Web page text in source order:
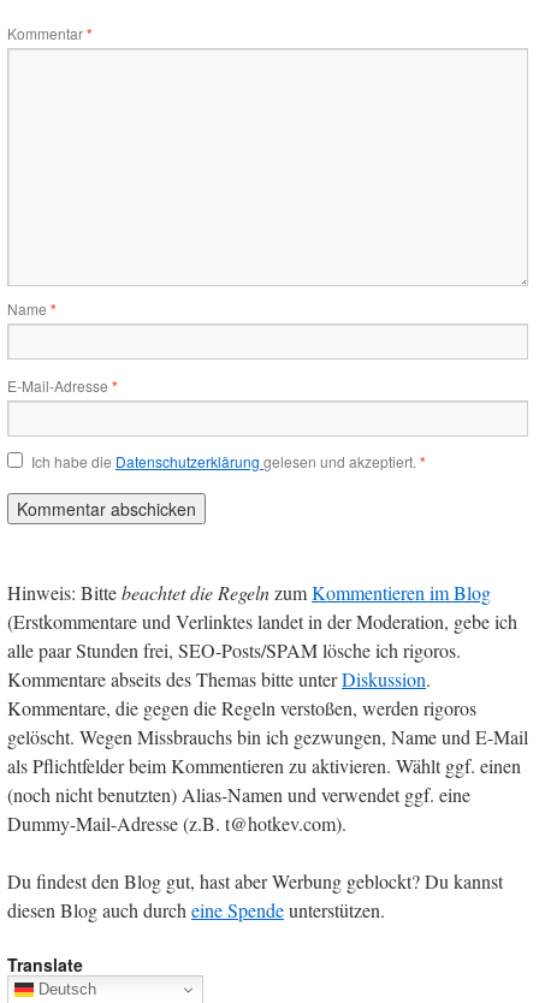
Kommentar*
Name *
E-Mail-Adresse *
Ich habe die Datenschutzerklärung gelesen und akzeptiert. *
Hinweis: Bittebeachtet die RegelnzumKommentieren im Blog
(Erstkommentare und Verlinktes landet in der Moderation, gebe ich
alle paar Stunden frei, SEO-Posts/SPAM lösche ich rigoros.
Kommentare abseits des Themas bitte unterDiskussion.
Kommentare, die gegen die Regeln verstoßen, werden rigoros
gelöscht. Wegen Missbrauchs bin ich gezwungen, Name und E-Mail
als Pflichtfelder beim Kommentieren zu aktivieren. Wählt ggf. einen
(noch nicht benutzten) Alias-Namen und verwendet ggf. eine
Dummy-Mail-Adresse (z.B. t@hotkev.com).
Du findest den Blog gut, hast aber Werbung geblockt? Du kannst
diesen Blog auch durcheine Spendeunterstützen.
Translate
Deutsch